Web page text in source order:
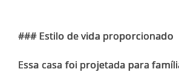
### Estilo de vida proporcionado
Essa casa foi projetada para